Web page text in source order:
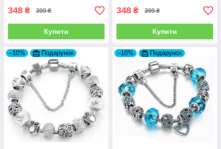
348 ₴ 399 ₴
Купити
348 ₴ 399 ₴
Купити
–10% Подарунок –10% Подарунок